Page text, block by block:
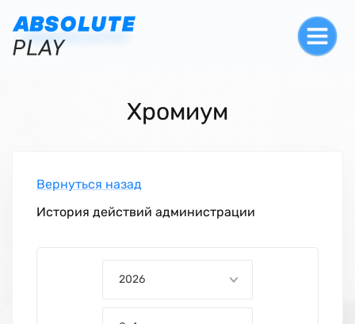
Хромиум
История действий администрации
Вернуться назад